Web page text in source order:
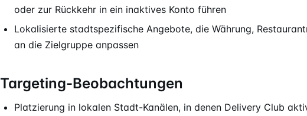
oder zur Rückkehr in ein inaktives Konto führen
Lokalisierte stadtspezifische Angebote, die Währung,
an die Zielgruppe anpassen
Targeting-Beobachtungen
Platzierung in lokalen Stadt-Kanälen, in denen Delivery Club